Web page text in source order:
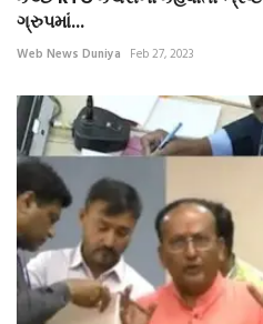
ગ્રુપમાં...
Web News Duniya Feb 27, 2023